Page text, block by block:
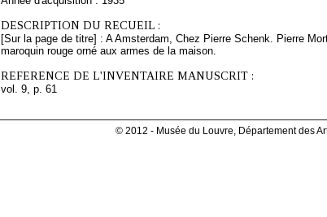
DESCRIPTION DU RECUEIL :
[Sur la page de titre] : A Amsterdam, Chez Pierre Schenk. Pierre
maroquin rouge orné aux armes de la maison.
REFERENCE DE L'INVENTAIRE MANUSCRIT :
vol. 9, p. 61
© 2012 - Musée du Louvre, Département des